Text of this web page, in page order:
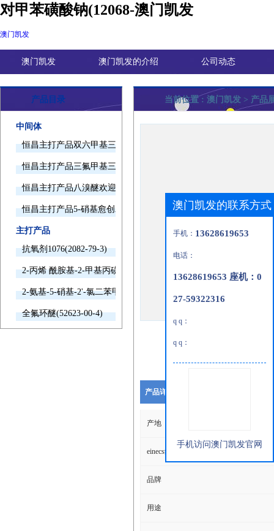
对甲苯磺酸钠(12068-澳门凯发
澳门凯发
澳门凯发 澳门凯发的介绍 公司动态
产品目录
中间体
恒昌主打产品双六甲基三胺欢迎询价
恒昌主打产品三氟甲基三甲基硅烷欢迎询价
恒昌主打产品八溴醚欢迎询价
恒昌主打产品5-硝基愈创木酚钠欢迎询价
主打产品
抗氧剂1076(2082-79-3)
2-丙烯 酰胺基-2-甲基丙磺酸(15214-89-8)
2-氨基-5-硝基-2'-氯二苯甲酮(2011-66-7)
全氟环醚(52623-00-4)
当前位置 : 澳门凯发 > 产品
产品详细说明
产地
einecs编号
品牌
用途
澳门凯发的联系方式
手机： 13628619653
电话：
13628619653 座机：0
27-59322316
q q：
q q：
手机访问澳门凯发官网